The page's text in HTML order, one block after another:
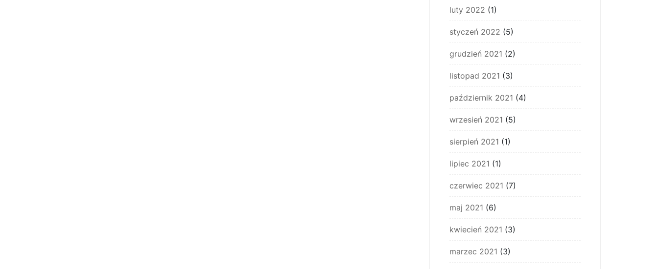
luty 2022 (1)
styczeń 2022 (5)
grudzień 2021 (2)
listopad 2021 (3)
październik 2021 (4)
wrzesień 2021 (5)
sierpień 2021 (1)
lipiec 2021 (1)
czerwiec 2021 (7)
maj 2021 (6)
kwiecień 2021 (3)
marzec 2021 (3)